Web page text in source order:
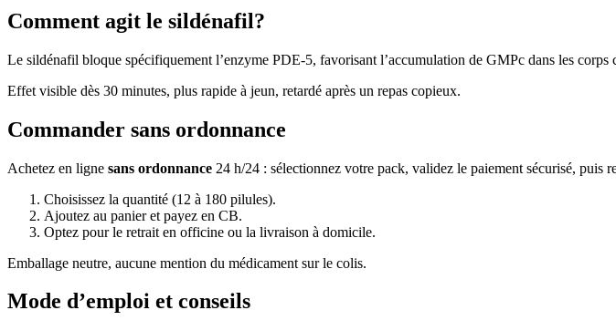
Comment agit le sildénafil?
Le sildénafil bloque spécifiquement l’enzyme PDE-5, favorisant l’accumulation de GMPc dans les
Effet visible dès 30 minutes, plus rapide à jeun, retardé après un repas copieux.
Commander sans ordonnance
Achetez en ligne sans ordonnance 24 h/24 : sélectionnez votre pack, validez le paiement sécurisé, puis
Choisissez la quantité (12 à 180 pilules).
Ajoutez au panier et payez en CB.
Optez pour le retrait en officine ou la livraison à domicile.
Emballage neutre, aucune mention du médicament sur le colis.
Mode d’emploi et conseils